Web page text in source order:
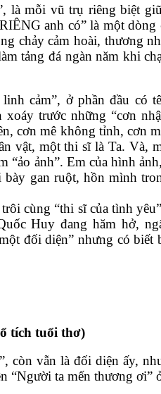
là mỗi vũ trụ riêng biệt
anh có” là một dòng
chảy cảm hoài, thương
tảng đá ngàn năm khi
cảm”, ở phần đầu có
trước những “cơn
cơn mê không tỉnh, cơn
vật, một thi sĩ là Ta. Và,
“ảo ảnh”. Em của hình
gan ruột, hồn mình
cùng “thi sĩ của tình
Huy đang hăm hở,
đối diện” nhưng có
tích tuổi thơ)
vẫn là đối diện ấy,
“Người ta mến thương ơi”